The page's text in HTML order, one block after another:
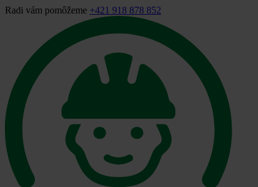
Radi vám pomôžeme +421 918 878 852